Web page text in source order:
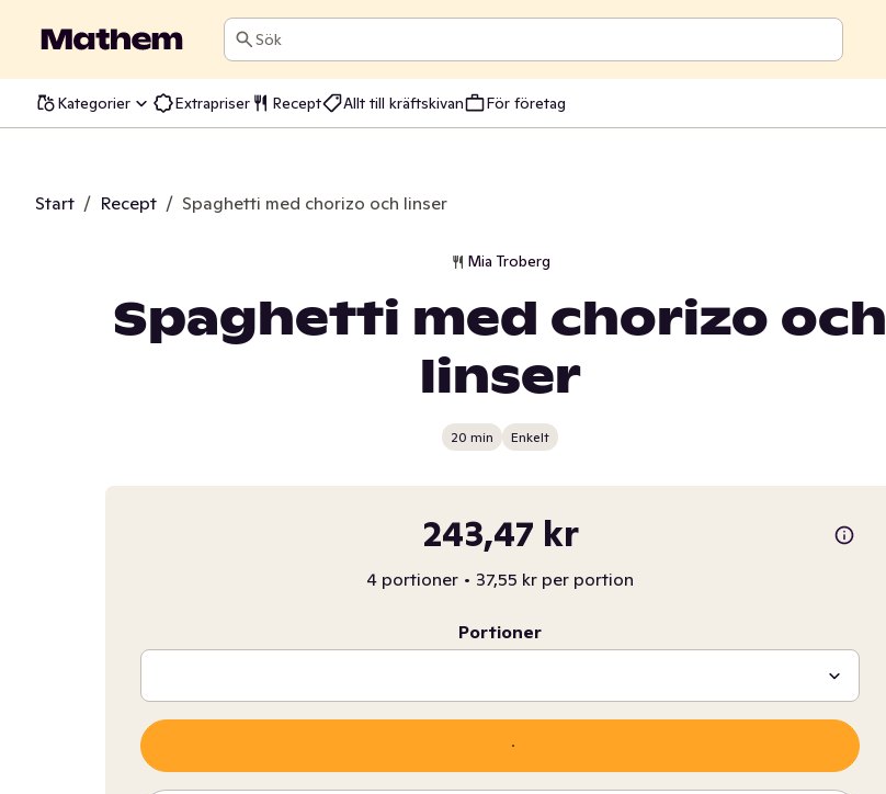
Sök
Kategorier Extrapriser Recept Allt till kräftskivan För företag
Start / Recept / Spaghetti med chorizo och linser
Mia Troberg
Spaghetti med chorizo och
linser
20 min Enkelt
243,47 kr
4 portioner • 37,55 kr per portion
Portioner